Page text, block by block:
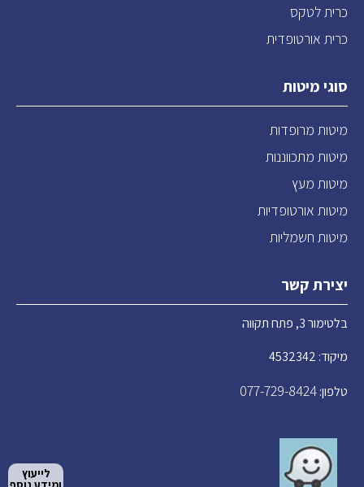
לייעוץ
כרית לטקס
כרית אורטופדית
סוגי מיטות
מיטות מרופדות
מיטות מתכווננות
מיטות מעץ
מיטות אורטופדיות
מיטות חשמליות
יצירת קשר
בלטימור 3, פתח תקווה
מיקוד: 4532342
טלפון:077-729-8424